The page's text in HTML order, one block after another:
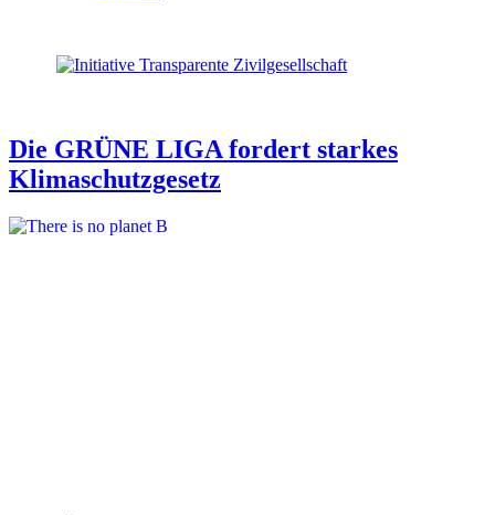
Die GRÜNE LIGA fordert starkes
Klimaschutzgesetz